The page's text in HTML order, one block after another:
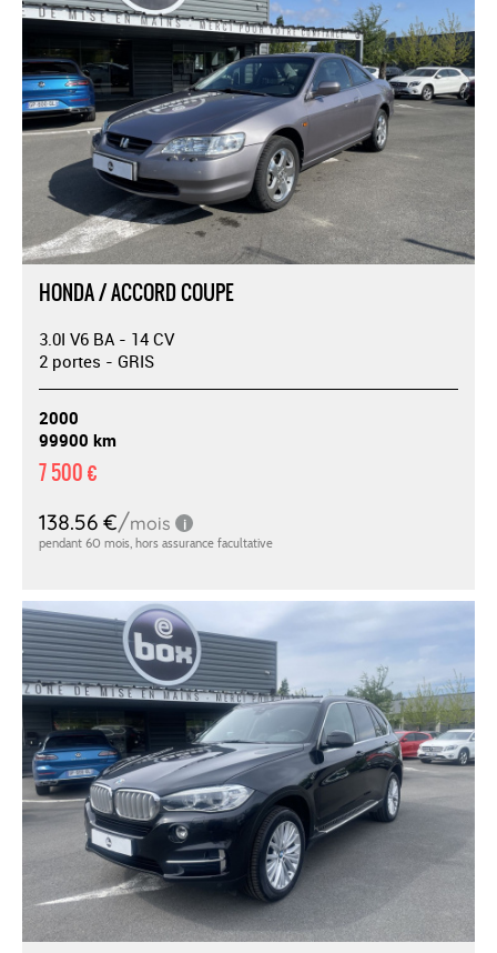
HONDA / ACCORD COUPE
3.0I V6 BA - 14 CV
2 portes - GRIS
2000
99900 km
7 500 €